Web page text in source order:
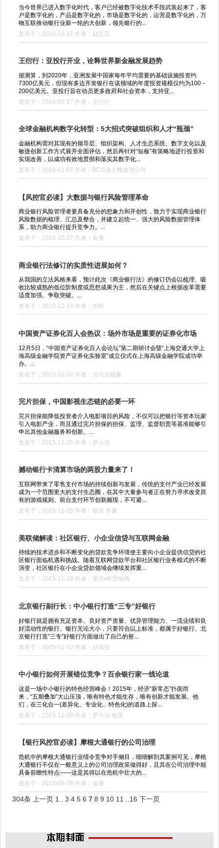
当今世界已进入数字化时代，客户已经被数字化技术手段武装起来了，客
户是数字化的，产品是数字化的，市场是数字化的，运营是数字化的，万
物互联推动银行业新一轮的大创新，领先银行的...
发表于：2016-02-17 作者：赵志宏
王衍行：亚投行开业，诠释世界新金融发展趋势
据测算，到2020年，亚洲发展中国家每年平均需要的基础设施投资约
7300亿美元，但现有多边开发银行在该领域的年度投资规模仅约为100－
200亿美元。亚投行旨在动员更多政府和社会资本，支持亚...
发表于：2016-02-17 作者：王衍行
全球金融机构数字化转型：5大招式突破组织和人才“瓶颈”
金融机构需对其现有的领导层、组织架构、人才生态系统、数字文化以及
敏捷创新工作方式展开全面评估，然后再针对“短板”有策略地进行投资和
实现改善，以成功有效地贯彻和落实其数字化...
发表于：2016-01-07 作者：BCG波士顿咨询公司
【风控官必读】大数据与银行风险管理革命
商业银行风险管理者要具备充分的想象力和开创性，致力于实现商业银行
风险数据的梳理、汇总及整合，并建立起统一、强大的风险数据管理体
系，助力商业银行提升竞争力。...
发表于：2015-12-27 作者：俞勇
商业银行法修订的实质性进展如何？
从我国的立法风格来看，预计此次《商业银行法》的修订仍会以梳理、吸
收比较成熟的低位阶制度或思想成果为主，然后在关键点上根据改革需要
适度加强、争取突破。...
发表于：2015-12-14 作者：曾刚
中国资产证券化百人会热议：场外市场是重要的证券化市场
12月5日，“中国资产证券化百人会论坛”第二期研讨会暨“上海交通大学上
海高级金融学院资产证券化实验室”成立仪式在上海高级金融学院成功举
办。...
发表于：2015-12-10 作者：当代金融家
完片担保，中国影视生态链的必要一环
完片担保能降低投资者介入电影项目的风险，不仅可以把银行等资本玩家
引入电影产业，而且通过完片担保的担保、监理、监督职责等基准能够引
申出其他金融服务和创新。...
发表于：2015-11-25 作者：罗小清
撼动银行卡清算市场的两股力量来了！
互联网带来了零售支付市场的持续创新与发展，传统的支付产业已经发展
成为一个范围更大的支付生态圈，在其中大量参与者正在努力寻求改变原
有的游戏规则。前台支付环节创新频现，不可避...
发表于：2015-11-25 作者：杨涛 李鑫
美联储解读：社区银行、小企业信贷与互联网金融
持续的技术进步和不断变化的贷款竞争环境使主要向小企业提供信贷的社
区银行面临机遇和挑战。随着互联网贷款平台和社区银行业务模式的不断
演变，社区银行在小企业贷款领域会继续发挥重...
发表于：2015-11-18 作者：莱尔•布雷纳德
北京银行副行长：中小银行打造“三专”好银行
好银行就是拥有充足资本、良好资产质量、优异管理能力、一流业绩和良
好流动性的银行。银行无论大小，只要符合以上标准，都属于好银行。北
京银行打造“三专”好银行方面做出了自己的努...
发表于：2015-11-10 作者：赵瑞安
中小银行如何开展错位竞争？百余银行家一线论道
这是一场中小银行的特色经营峰会！2015年，经济“新常态”扑面而
来，“五期叠加”大山压顶，唯有特色才能生存，唯有创新才能发展。他
们，在三化合一(差异化、专业化、特色化)的道路上探...
发表于：2015-11-09 作者：罗小清 骆露
【银行风控官必读】摩根大通银行的公司治理
危机中的摩根大通银行业绩令竞争对手侧目，细细解剖其案例可见，摩根
大通银行不仅在一般意义上的公司治理政策做得好，且其在公司治理中能
具备前瞻性特点——这是其得以在危机中壮大的...
发表于：2015-09-28 作者：俞勇
304条 上一页 1 3 4 5 6 7 8 9 10 11 16 下一页